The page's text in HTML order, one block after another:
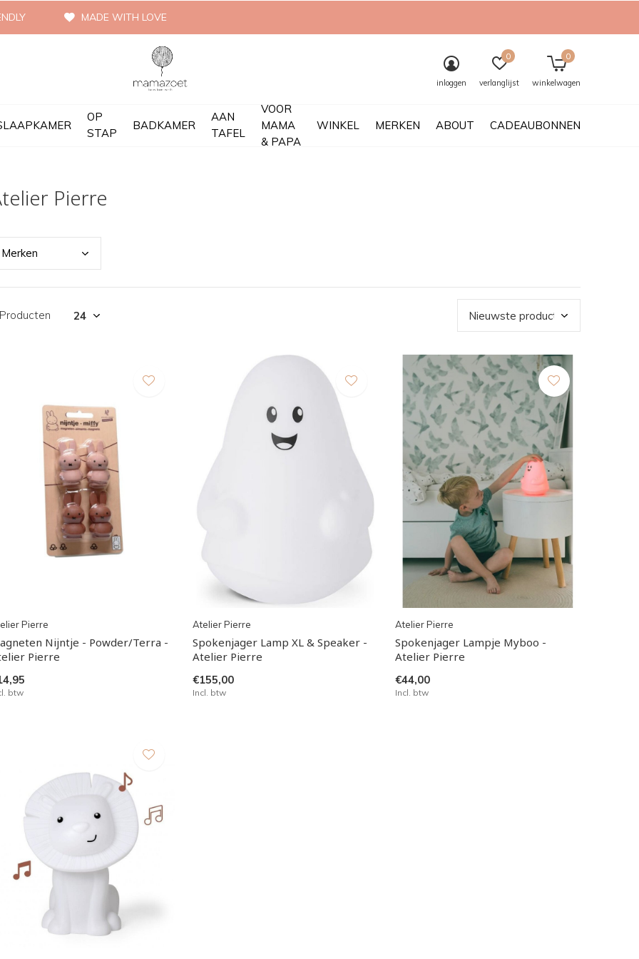
OP
STAP
BADKAMER
AAN
TAFEL
VOOR
MAMA
& PAPA
WINKEL MERKEN ABOUT CADEAUBONNEN
inloggen verlanglijst
0
winkelwagen
0
MADE WITH LOVE
Pierre
Merken
Pierre
Nijntje - Powder/Terra -
Pierre
btw
Atelier Pierre
Spokenjager Lamp XL & Speaker -
Atelier Pierre
€155,00
Incl. btw
Atelier Pierre
Spokenjager Lampje Myboo -
Atelier Pierre
€44,00
Incl. btw